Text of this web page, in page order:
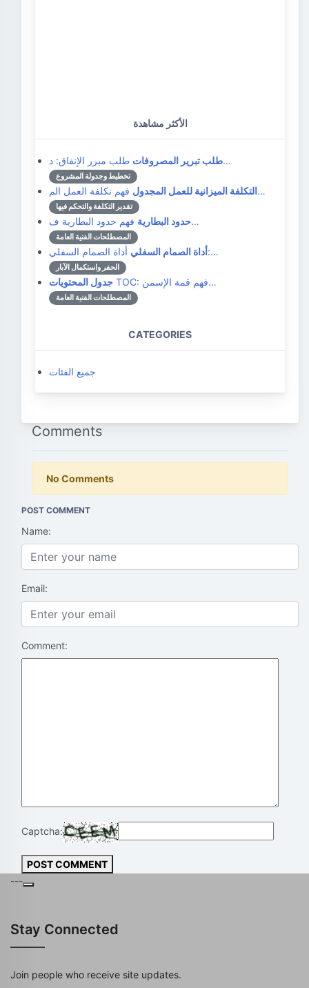
الأكثر مشاهدة
طلب تبرير المصروفاتطلب مبرر الإنفاق: د…
تخطيط وجدولة المشروع
التكلفة الميزانية للعمل المجدولفهم تكلفة العمل الم…
تقدير التكلفة والتحكم فيها
حدود البطاريةفهم حدود البطارية ف…
المصطلحات الفنية العامة
أداة الصمام السفليأداة الصمام السفلي:…
الحفر واستكمال الآبار
جدول المحتويات TOC: فهم قمة الإسمن…
المصطلحات الفنية العامة
CATEGORIES
جميع الفئات
Comments
No Comments
POST COMMENT
Name:
Email:
Comment:
Captcha:
POST COMMENT
---
Stay Connected
Join people who receive site updates.